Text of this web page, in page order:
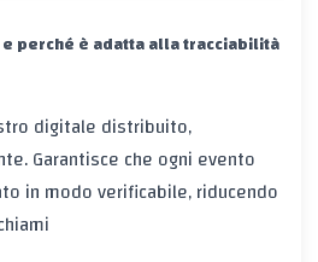
e perché è adatta alla tracciabilità
digitale distribuito,
Garantisce che ogni evento
in modo verificabile, riducendo